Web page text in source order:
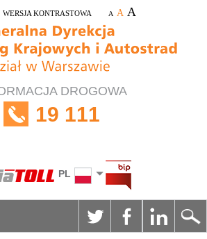
WERSJA KONTRASTOWA A A A
DROGOWA
19 111
PL